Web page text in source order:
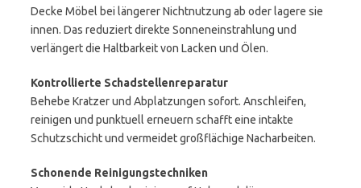
Decke Möbel bei längerer Nichtnutzung ab oder lagere sie
innen. Das reduziert direkte Sonneneinstrahlung und
verlängert die Haltbarkeit von Lacken und Ölen.
Kontrollierte Schadstellenreparatur
Behebe Kratzer und Abplatzungen sofort. Anschleifen,
reinigen und punktuell erneuern schafft eine intakte
Schutzschicht und vermeidet großflächige Nacharbeiten.
Schonende Reinigungstechniken